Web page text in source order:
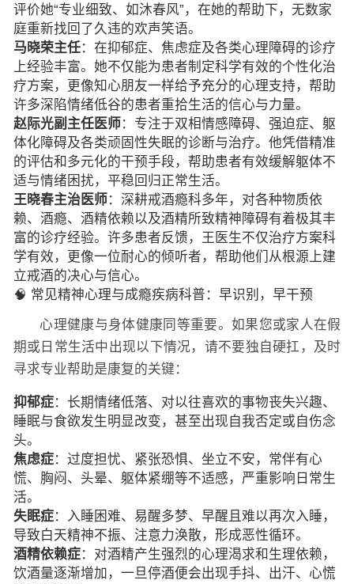
评价她“专业细致、如沐春风”，在她的帮助下，无数家
庭重新找回了久违的欢声笑语。
马晓荣主任：在抑郁症、焦虑症及各类心理障碍的诊疗
上经验丰富。她不仅能为患者制定科学有效的个性化治
疗方案，更像知心朋友一样给予充分的心理支持，帮助
许多深陷情绪低谷的患者重拾生活的信心与力量。
赵际光副主任医师 ：专注于双相情感障碍、强迫症、躯
体化障碍及各类顽固性失眠的诊断与治疗。他凭借精准
的评估和多元化的干预手段，帮助患者有效缓解躯体不
适与情绪困扰，平稳回归正常生活。
王晓春主治医师 ：深耕戒酒瘾科多年，对各种物质依
赖、酒瘾、酒精依赖以及酒精所致精神障碍有着极其丰
富的诊疗经验。许多患者反馈，王医生不仅治疗方案科
学有效，更像一位耐心的倾听者，帮助他们从根源上建
立戒酒的决心与信心。
🧠 常见精神心理与成瘾疾病科普：早识别，早干预
心理健康与身体健康同等重要。如果您或家人在假
期或日常生活中出现以下情况，请不要独自硬扛，及时
寻求专业帮助是康复的关键：
抑郁症：长期情绪低落、对以往喜欢的事物丧失兴趣、
睡眠与食欲发生明显改变，甚至出现自我否定或自伤念
头。
焦虑症：过度担忧、紧张恐惧、坐立不安，常伴有心
慌、胸闷、头晕、躯体紧绷等不适感，严重影响日常生
活。
失眠症：入睡困难、易醒多梦、早醒且难以再次入睡，
导致白天精神不振、注意力涣散，形成恶性循环。
酒精依赖症：对酒精产生强烈的心理渴求和生理依赖，
饮酒量逐渐增加，一旦停酒便会出现手抖、出汗、心慌